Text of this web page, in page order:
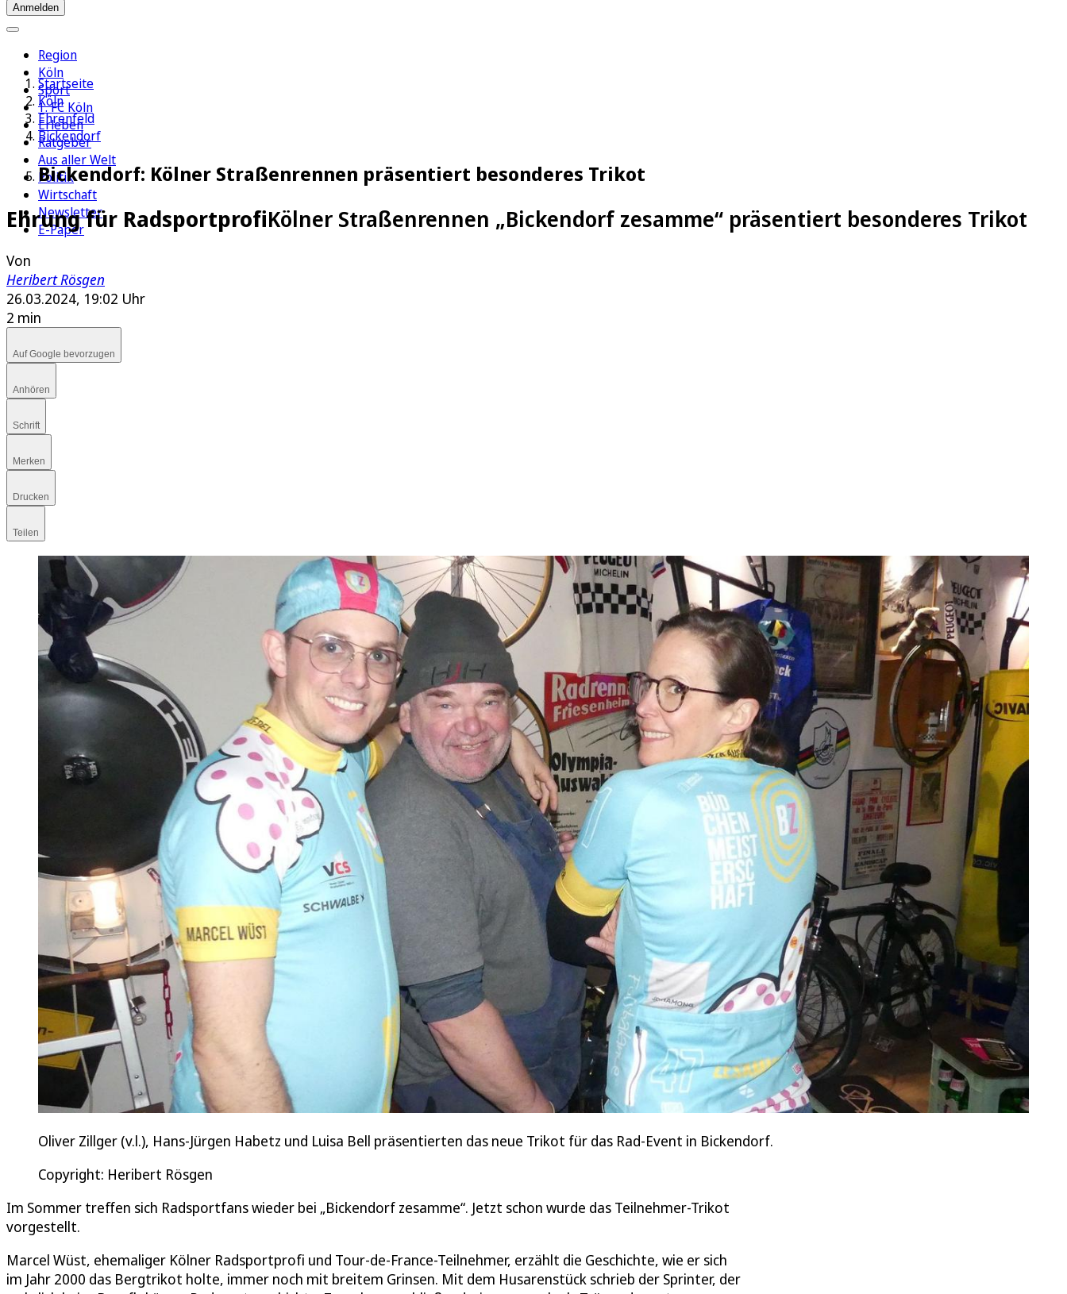
Anmelden
Region
Köln
Sport
1. FC Köln
Erleben
Ratgeber
Aus aller Welt
Politik
Wirtschaft
Newsletter
E-Paper
Startseite
Köln
Ehrenfeld
Bickendorf
Bickendorf: Kölner Straßenrennen präsentiert besonderes Trikot
Ehrung für RadsportprofiKölner Straßenrennen „Bickendorf zesamme“ präsentiert besonderes Trikot
Von
Heribert Rösgen
26.03.2024, 19:02 Uhr
2 min
Auf Google bevorzugen
Anhören
Schrift
Merken
Drucken
Teilen
Oliver Zillger (v.l.), Hans-Jürgen Habetz und Luisa Bell präsentierten das neue Trikot für das Rad-Event in Bickendorf.
Copyright: Heribert Rösgen
Im Sommer treffen sich Radsportfans wieder bei „Bickendorf zesamme“. Jetzt schon wurde das Teilnehmer-Trikot
vorgestellt.
Marcel Wüst, ehemaliger Kölner Radsportprofi und Tour-de-France-Teilnehmer, erzählt die Geschichte, wie er sich
im Jahr 2000 das Bergtrikot holte, immer noch mit breitem Grinsen. Mit dem Husarenstück schrieb der Sprinter, der